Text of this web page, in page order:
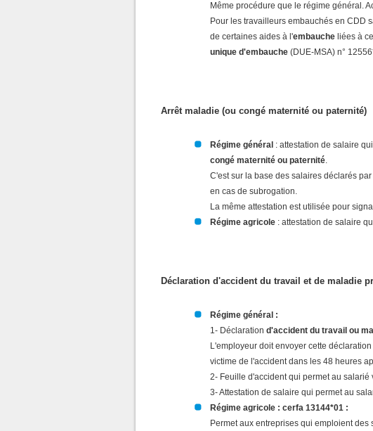
Même procédure que le régime général.
Pour les travailleurs embauchés en CDD
de certaines aides à l'embaucheliées à
unique d'embauche(DUE-MSA) n°
Arrêt maladie (ou congé maternité ou paternité)
Régime général : attestation de salaire
congé maternité ou paternité.
C'est sur la base des salaires déclarés
en cas de subrogation.
La même attestation est utilisée pour
Régime agricole: attestation de salaire
Déclaration d'accident du travail et de maladie
Régime général :
1- Déclaration d'accident du travail ou
L'employeur doit envoyer cette
victime de l'accident dans les 48 heures
2- Feuille d'accident qui permet au salarié
3- Attestation de salaire qui permet au
Régime agricole : cerfa 13144*01 :
Permet aux entreprises qui emploient